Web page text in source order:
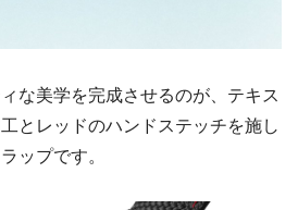
な美学を完成させるのが、テキス
とレッドのハンドステッチを施し
ップです。